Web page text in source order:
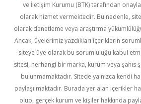
ve İletişim Kurumu (BTK) tarafından
olarak hizmet vermektedir. Bu nedenle,
olarak denetleme veya araştırma
Ancak, üyelerimiz yazdıkları içeriklerin
siteye üye olarak bu sorumluluğu kabul
sitesi, herhangi bir marka, kurum veya şahıs
bulunmamaktadır. Sitede yalnızca kendi
paylaşılmaktadır. Burada yer alan içerikler
olup, gerçek kurum ve kişiler hakkında